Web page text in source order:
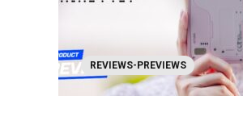
REVIEWS-PREVIEWS